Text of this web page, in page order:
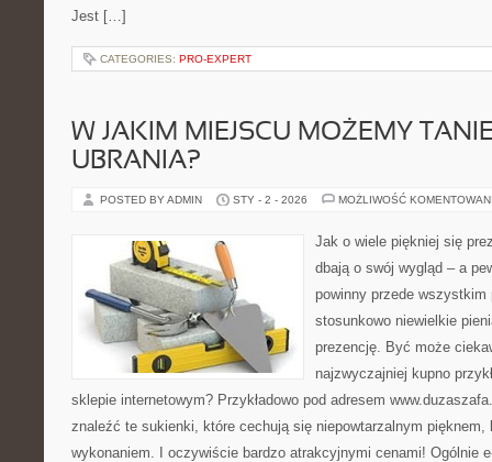
Jest […]
CATEGORIES: PRO-EXPERT
W JAKIM MIEJSCU MOŻEMY
UBRANIA?
POSTED BY ADMIN STY - 2 - 2026 MOŻLIWOŚĆ
Jak o wiele piękniej się
dbają o swój wygląd – a
powinny przede
stosunkowo niewielkie
prezencję. Być może
najzwyczajniej kupno
sklepie internetowym? Przykładowo pod adresem
znaleźć te sukienki, które cechują się niepowtarzalnym pięknem,
wykonaniem. I oczywiście bardzo atrakcyjnymi cenami! Ogólnie